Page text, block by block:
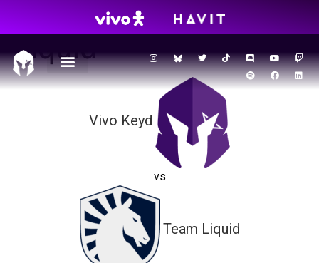
BR6 ‒ VKS vs Team
Liquid
Vivo Keyd
vs
Team Liquid